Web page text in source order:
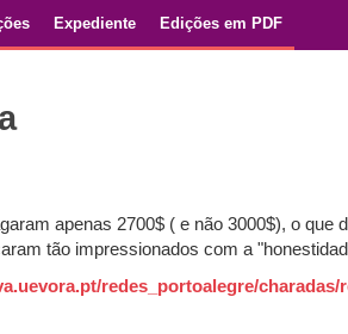
Expediente Edições em PDF
apenas 2700$ ( e não 3000$), o
tão impressionados com a
redes_portoalegre/charadas/